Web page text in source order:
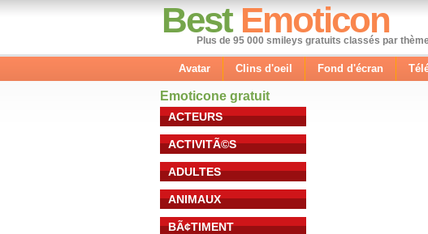
Best Emoticon
Plus de 95 000 smileys gratuits classés par
Avatar Clins d'oeil Fond d'écran
Emoticone gratuit
ACTEURS
ACTIVITÃ©S
ADULTES
ANIMAUX
BÃ¢TIMENT